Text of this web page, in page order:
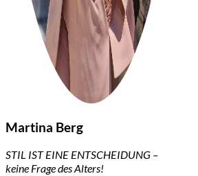
Martina Berg
STIL IST EINE ENTSCHEIDUNG –
keine Frage des Alters!